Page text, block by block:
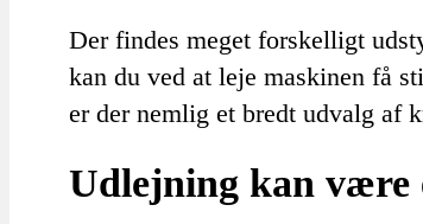
Der findes meget forskelligt
kan du ved at leje maskinen få
er der nemlig et bredt udvalg af
Udlejning kan være